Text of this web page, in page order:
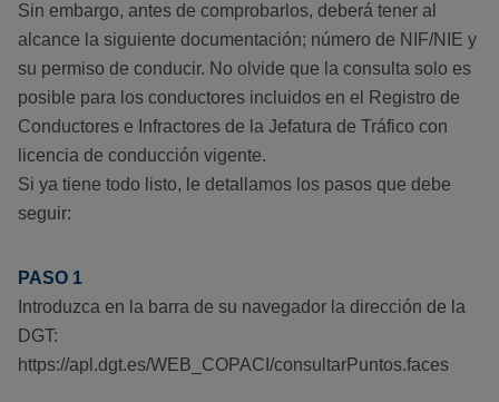
Sin embargo, antes de comprobarlos, deberá tener al
alcance la siguiente documentación; número de NIF/NIE y
su permiso de conducir. No olvide que la consulta solo es
posible para los conductores incluidos en el Registro de
Conductores e Infractores de la Jefatura de Tráfico con
licencia de conducción vigente.
Si ya tiene todo listo, le detallamos los pasos que debe
seguir:
PASO 1
Introduzca en la barra de su navegador la dirección de la
DGT:
https://apl.dgt.es/WEB_COPACI/consultarPuntos.faces